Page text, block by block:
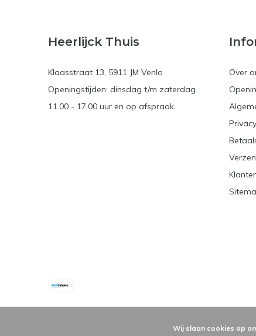
Heerlijck Thuis
Klaasstraat 13, 5911 JM Venlo
Openingstijden: dinsdag t/m zaterdag
11.00 - 17.00 uur en op afspraak.
Over
Wij slaan cookies op